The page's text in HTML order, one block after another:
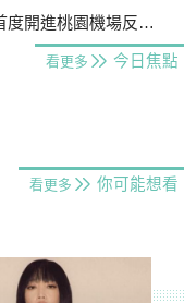
進桃園機場反機降
看更多 今日焦點
看更多 你可能想看